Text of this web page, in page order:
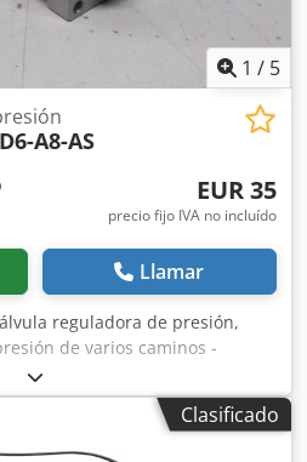
1 / 5
A8-AS
EUR 35
precio fijo IVA no incluído
Llamar
reguladora de presión,
de varios caminos -
LRB-1/4-D6-A8-AS -Presión de
Cantidad: 1 válvula disponible -
130/60/A40 mm -Peso:
Clasificado